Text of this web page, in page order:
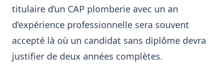
titulaire d’un CAP plomberie avec un an
d’expérience professionnelle sera souvent
accepté là où un candidat sans diplôme devra
justifier de deux années complètes.